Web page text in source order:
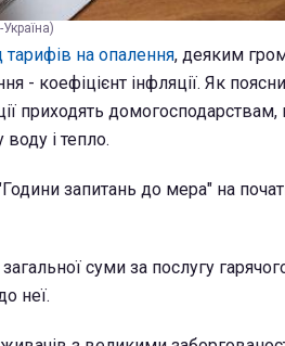
на опалення, деяким
- коефіцієнт інфляції. Як
приходять домогосподарствам,
воду і тепло.
запитань до мера" на
суми за послугу
неї.